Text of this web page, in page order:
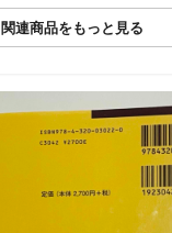
関連商品をもっと見る